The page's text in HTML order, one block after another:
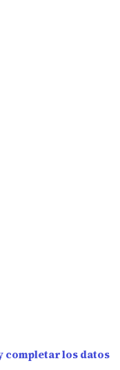
completar los datos